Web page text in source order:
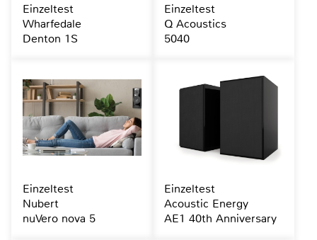
Einzeltest
Wharfedale
Denton 1S
Einzeltest
Q Acoustics
5040
Einzeltest
Nubert
nuVero nova 5
Einzeltest
Acoustic Energy
AE1 40th Anniversary